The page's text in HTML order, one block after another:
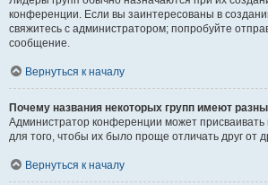
конференции. Если вы заинтересованы в
свяжитесь с администратором; попробуйте
сообщение.
Вернуться к началу
Почему названия некоторых групп имеют
Администратор конференции может присваивать
для того, чтобы их было проще отличать друг от
Вернуться к началу